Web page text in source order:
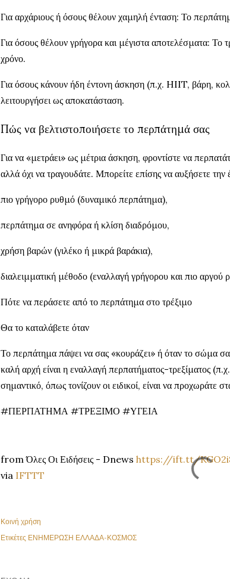
Για αρχάριους ή όσους θέλουν χαμηλή ένταση: Το
Για όσους θέλουν γρήγορα και μέγιστα αποτελέσματα: Το
χρόνο.
Για όσους κάνουν ήδη έντονη άσκηση (π.χ. HIIT, βάρη,
λειτουργήσει ως αποκατάσταση.
Πώς να βελτιστοποιήσετε το περπάτημά σας
Για να «μετράει» ως μέτρια άσκηση, φροντίστε να
αλλά όχι να τραγουδάτε. Μπορείτε επίσης να αυξήσετε την
πιο γρήγορο ρυθμό (δυναμικό περπάτημα),
περπάτημα σε ανηφόρα ή κλίση διαδρόμου,
χρήση βαρών (γιλέκο ή μικρά βαράκια),
διαλειμματική μέθοδο (εναλλαγή γρήγορου και πιο αργού
Πότε να περάσετε από το περπάτημα στο τρέξιμο
Θα το καταλάβετε όταν
Το περπάτημα πάψει να σας «κουράζει» ή όταν το σώμα
καλή αρχή είναι η εναλλαγή περπατήματος-τρεξίματος
σημαντικό, όπως τονίζουν οι ειδικοί, είναι να προχωράτε
#ΠΕΡΠΑΤΗΜΑ #ΤΡΕΞΙΜΟ #ΥΓΕΙΑ
from Όλες Οι Ειδήσεις - Dnews https://ift.tt/
via IFTTT
Κοινή χρήση
Ετικέτες ΕΝΗΜΕΡΩΣΗ ΕΛΛΑΔΑ-ΚΟΣΜΟΣ